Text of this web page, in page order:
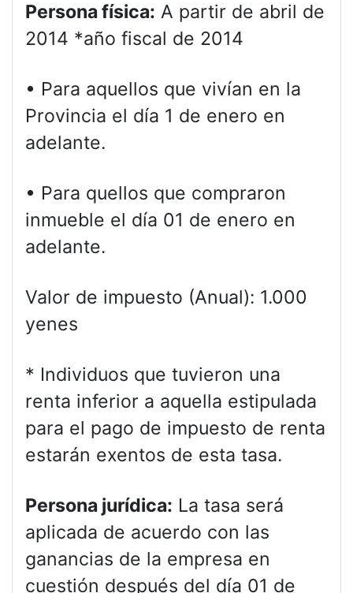
Persona física: A partir de abril de
2014 *año fiscal de 2014
• Para aquellos que vivían en la
Provincia el día 1 de enero en
adelante.
• Para quellos que compraron
inmueble el día 01 de enero en
adelante.
Valor de impuesto (Anual): 1.000
yenes
* Individuos que tuvieron una
renta inferior a aquella estipulada
para el pago de impuesto de renta
estarán exentos de esta tasa.
Persona jurídica: La tasa será
aplicada de acuerdo con las
ganancias de la empresa en
cuestión después del día 01 de